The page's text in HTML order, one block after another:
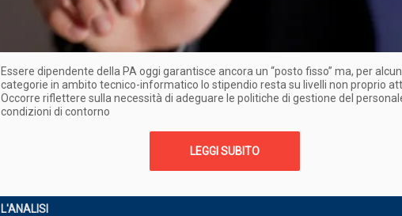
Essere dipendente della PA oggi garantisce ancora un “posto fisso” ma, per
categorie in ambito tecnico-informatico lo stipendio resta su livelli non proprio
Occorre riflettere sulla necessità di adeguare le politiche di gestione del
condizioni di contorno
LEGGI SUBITO
L'ANALISI